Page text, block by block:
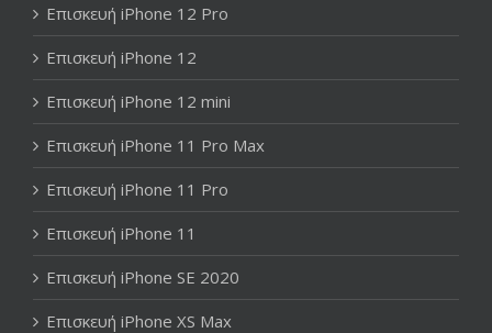
Επισκευή iPhone 12 Pro
Επισκευή iPhone 12
Επισκευή iPhone 12 mini
Επισκευή iPhone 11 Pro Max
Επισκευή iPhone 11 Pro
Επισκευή iPhone 11
Επισκευή iPhone SE 2020
Επισκευή iPhone XS Max